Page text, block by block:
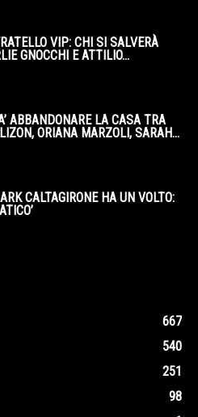
VIP: CHI SI SALVERÀ
GNOCCHI E ATTILIO...
ABBANDONARE LA CASA TRA
ORIANA MARZOLI, SARAH...
CALTAGIRONE HA UN VOLTO:
667
540
251
98